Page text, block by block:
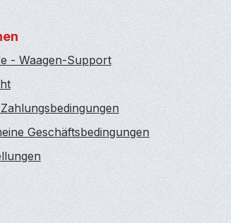
- Waagen-Support
Geschäftsbedingungen